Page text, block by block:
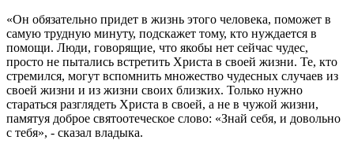
«Он обязательно придет в жизнь этого человека, поможет в
самую трудную минуту, подскажет тому, кто нуждается в
помощи. Люди, говорящие, что якобы нет сейчас чудес,
просто не пытались встретить Христа в своей жизни. Те, кто
стремился, могут вспомнить множество чудесных случаев из
своей жизни и из жизни своих близких. Только нужно
стараться разглядеть Христа в своей, а не в чужой жизни,
памятуя доброе святоотеческое слово: «Знай себя, и довольно
с тебя», - сказал владыка.